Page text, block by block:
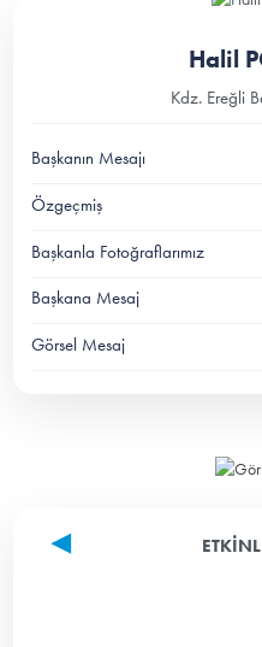
Halil
Kdz. Ereğli
Başkanın Mesajı
Özgeçmiş
Başkanla Fotoğraflarımız
Başkana Mesaj
Görsel Mesaj